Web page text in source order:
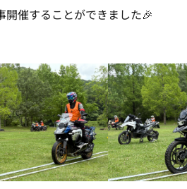
開催することができました🎉